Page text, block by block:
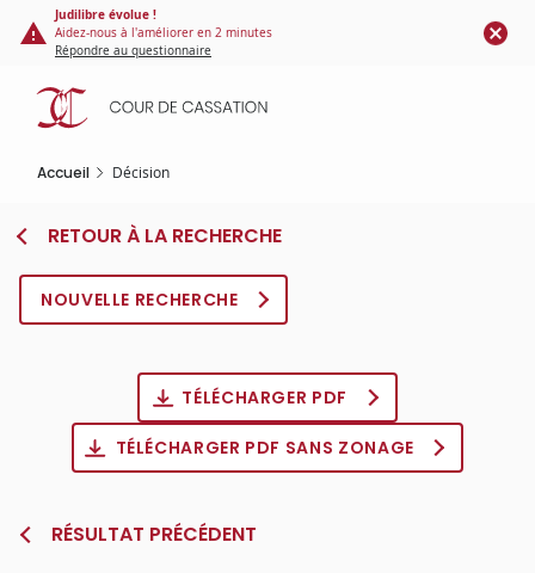
Panneau de gestion des cookies
contenu
principal
Judilibre évolue !
Aidez-nous à l'améliorer en 2 minutes
Répondre au questionnaire
Accueil Décision
RETOUR À LA RECHERCHE
NOUVELLE RECHERCHE
TÉLÉCHARGER PDF
TÉLÉCHARGER PDF SANS ZONAGE
RÉSULTAT PRÉCÉDENT